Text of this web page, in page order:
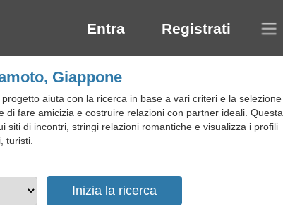
Entra Registrati
Giappone
aiuta con la ricerca in base a vari criteri e la selezione
fare amicizia e costruire relazioni con partner ideali. Questa
di incontri, stringi relazioni romantiche e visualizza i profili
turisti.